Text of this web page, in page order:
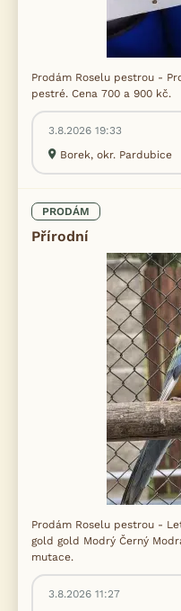
Prodám Roselu pestrou -
pestré. Cena 700 a 900 kč.
3.8.2026 19:33
Borek, okr. Pardubice
PRODÁM
Přírodní
Prodám Roselu pestrou -
gold gold Modrý Černý
mutace.
3.8.2026 11:27